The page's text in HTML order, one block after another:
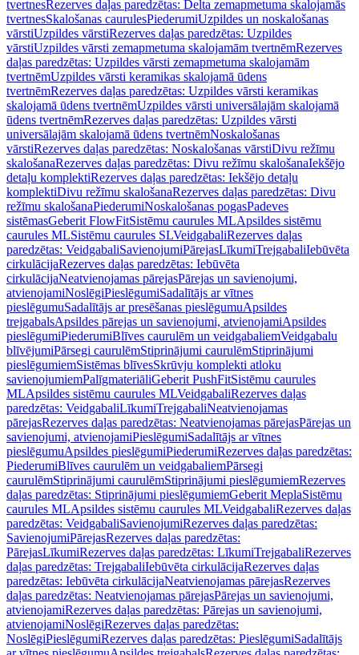
tvertnesRezerves daļas paredzētas: Delta zemapmetuma skalojamās
tvertnesSkalošanas caurulesPiederumiUzpildes un noskalošanas
vārstiUzpildes vārstiRezerves daļas paredzētas: Uzpildes
vārstiUzpildes vārsti zemapmetuma skalojamām tvertnēmRezerves
daļas paredzētas: Uzpildes vārsti zemapmetuma skalojamām
tvertnēmUzpildes vārsti keramikas skalojamā ūdens
tvertnēmRezerves daļas paredzētas: Uzpildes vārsti keramikas
skalojamā ūdens tvertnēmUzpildes vārsti universālajām skalojamā
ūdens tvertnēmRezerves daļas paredzētas: Uzpildes vārsti
universālajām skalojamā ūdens tvertnēmNoskalošanas
vārstiRezerves daļas paredzētas: Noskalošanas vārstiDivu režīmu
skalošanaRezerves daļas paredzētas: Divu režīmu skalošanaIekšējo
detaļu komplektiRezerves daļas paredzētas: Iekšējo detaļu
komplektiDivu režīmu skalošanaRezerves daļas paredzētas: Divu
režīmu skalošanaPiederumiNoskalošanas pogasPadeves
sistēmasGeberit FlowFitSistēmu caurules MLApsildes sistēmu
caurules MLSistēmu caurules SLVeidgabaliRezerves daļas
paredzētas: VeidgabaliSavienojumiPārejasLīkumiTrejgabaliIebūvēta
cirkulācijaRezerves daļas paredzētas: Iebūvēta
cirkulācijaNeatvienojamas pārejasPārejas un savienojumi,
atvienojamiNoslēgiPieslēgumiSadalītājs ar vītnes
pieslēgumuSadalītājs ar presēšanas pieslēgumuApsildes
trejgabalsApsildes pārejas un savienojumi, atvienojamiApsildes
pieslēgumiPiederumiBlīves caurulēm un veidgabaliemVeidgabalu
blīvējumiPārsegi caurulēmStiprinājumi caurulēmStiprinājumi
pieslēgumiemSistēmas blīvesSkrūvju komplekti atloku
savienojumiemPalīgmateriāliGeberit PushFitSistēmu caurules
MLApsildes sistēmu caurules MLVeidgabaliRezerves daļas
paredzētas: VeidgabaliLīkumiTrejgabaliNeatvienojamas
pārejasRezerves daļas paredzētas: Neatvienojamas pārejasPārejas un
savienojumi, atvienojamiPieslēgumiSadalītājs ar vītnes
pieslēgumuApsildes pieslēgumiPiederumiRezerves daļas paredzētas:
PiederumiBlīves caurulēm un veidgabaliemPārsegi
caurulēmStiprinājumi caurulēmStiprinājumi pieslēgumiemRezerves
daļas paredzētas: Stiprinājumi pieslēgumiemGeberit MeplaSistēmu
caurules MLApsildes sistēmu caurules MLVeidgabaliRezerves daļas
paredzētas: VeidgabaliSavienojumiRezerves daļas paredzētas:
SavienojumiPārejasRezerves daļas paredzētas:
PārejasLīkumiRezerves daļas paredzētas: LīkumiTrejgabaliRezerves
daļas paredzētas: TrejgabaliIebūvēta cirkulācijaRezerves daļas
paredzētas: Iebūvēta cirkulācijaNeatvienojamas pārejasRezerves
daļas paredzētas: Neatvienojamas pārejasPārejas un savienojumi,
atvienojamiRezerves daļas paredzētas: Pārejas un savienojumi,
atvienojamiNoslēgiRezerves daļas paredzētas:
NoslēgiPieslēgumiRezerves daļas paredzētas: PieslēgumiSadalītājs